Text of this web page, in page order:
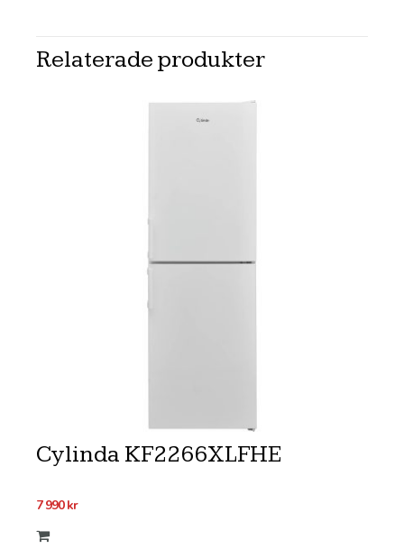
Relaterade produkter
Cylinda KF2266XLFHE
7 990kr